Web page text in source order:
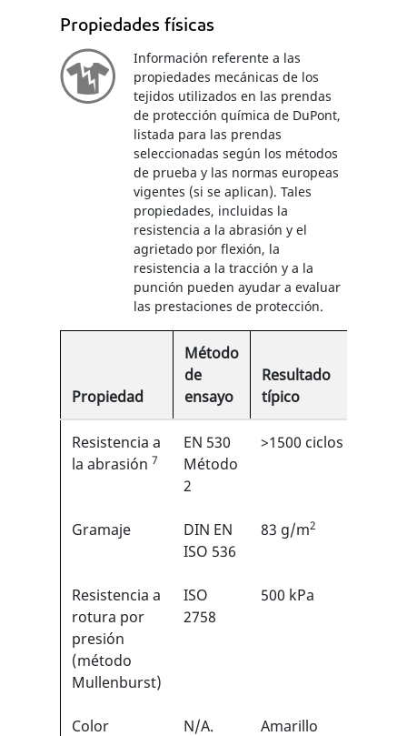
Propiedades físicas
Información referente a las
propiedades mecánicas de los
tejidos utilizados en las prendas
de protección química de DuPont,
listada para las prendas
seleccionadas según los métodos
de prueba y las normas europeas
vigentes (si se aplican). Tales
propiedades, incluidas la
resistencia a la abrasión y el
agrietado por flexión, la
resistencia a la tracción y a la
punción pueden ayudar a evaluar
las prestaciones de protección.
Propiedad
Método
de
ensayo
Resultado
típico
Resistencia a
la abrasión 7
EN 530
Método
2
>1500 ciclos
Gramaje
DIN EN
ISO 536
83 g/m2
Resistencia a
rotura por
presión
(método
Mullenburst)
ISO
2758
500 kPa
Color N/A. Amarillo